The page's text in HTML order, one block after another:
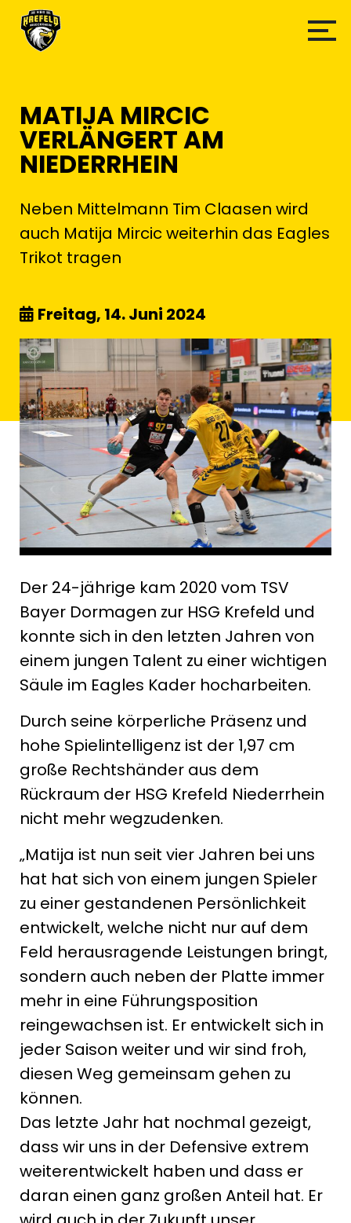
MATIJA MIRCIC
VERLÄNGERT AM
NIEDERRHEIN
Neben Mittelmann Tim Claasen wird
auch Matija Mircic weiterhin das Eagles
Trikot tragen
Freitag, 14. Juni 2024
Der 24-jährige kam 2020 vom TSV
Bayer Dormagen zur HSG Krefeld und
konnte sich in den letzten Jahren von
einem jungen Talent zu einer wichtigen
Säule im Eagles Kader hocharbeiten.
Durch seine körperliche Präsenz und
hohe Spielintelligenz ist der 1,97 cm
große Rechtshänder aus dem
Rückraum der HSG Krefeld Niederrhein
nicht mehr wegzudenken.
„Matija ist nun seit vier Jahren bei uns
hat hat sich von einem jungen Spieler
zu einer gestandenen Persönlichkeit
entwickelt, welche nicht nur auf dem
Feld herausragende Leistungen bringt,
sondern auch neben der Platte immer
mehr in eine Führungsposition
reingewachsen ist. Er entwickelt sich in
jeder Saison weiter und wir sind froh,
diesen Weg gemeinsam gehen zu
können.
Das letzte Jahr hat nochmal gezeigt,
dass wir uns in der Defensive extrem
weiterentwickelt haben und dass er
daran einen ganz großen Anteil hat. Er